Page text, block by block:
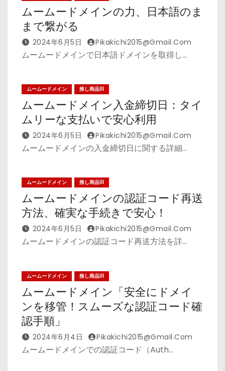
ムームードメインの力、日本語のま
まで繋がる
2024年6月5日 Pikakichi2015@gmail.com
ムームードメインで日本語ドメインを取得し…
ムームードメイン 推し商品III
ムームードメイン入金締切日：タイ
ムリーな支払いで安心利用
2024年6月5日 Pikakichi2015@gmail.com
ムームードメインの入金締切日に関する詳細…
ムームードメイン 推し商品III
ムームードメインの認証コード再送
方法、確実な手続きで安心！
2024年6月5日 Pikakichi2015@gmail.com
ムームードメインの認証コード再送方法を詳…
ムームードメイン 推し商品III
ムームードメイン「安全にドメイ
ンを移管！スムーズな認証コード確
認手順」
2024年6月4日 Pikakichi2015@gmail.com
ムームードメインでの認証コード（Auth…